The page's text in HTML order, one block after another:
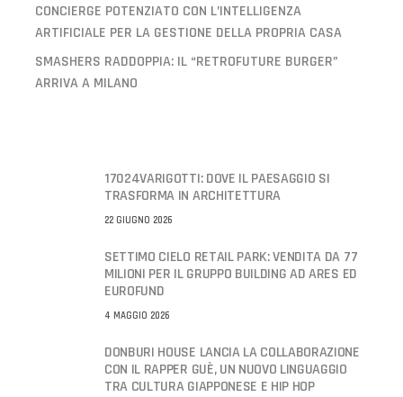
CONCIERGE POTENZIATO CON L’INTELLIGENZA
ARTIFICIALE PER LA GESTIONE DELLA PROPRIA CASA
SMASHERS RADDOPPIA: IL “RETROFUTURE BURGER”
ARRIVA A MILANO
17024VARIGOTTI: DOVE IL PAESAGGIO SI
TRASFORMA IN ARCHITETTURA
22 GIUGNO 2026
SETTIMO CIELO RETAIL PARK: VENDITA DA 77
MILIONI PER IL GRUPPO BUILDING AD ARES ED
EUROFUND
4 MAGGIO 2026
DONBURI HOUSE LANCIA LA COLLABORAZIONE
CON IL RAPPER GUÈ, UN NUOVO LINGUAGGIO
TRA CULTURA GIAPPONESE E HIP HOP